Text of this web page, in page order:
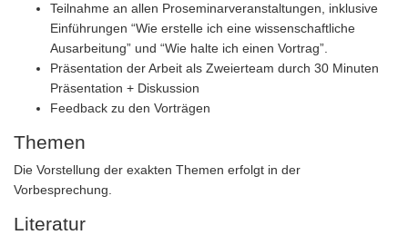
Teilnahme an allen Proseminarveranstaltungen, inklusive
Einführungen “Wie erstelle ich eine wissenschaftliche
Ausarbeitung” und “Wie halte ich einen Vortrag”.
Präsentation der Arbeit als Zweierteam durch 30 Minuten
Präsentation + Diskussion
Feedback zu den Vorträgen
Themen
Die Vorstellung der exakten Themen erfolgt in der
Vorbesprechung.
Literatur